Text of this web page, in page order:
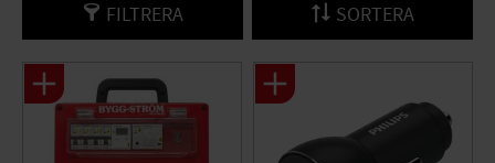
FILTRERA SORTERA